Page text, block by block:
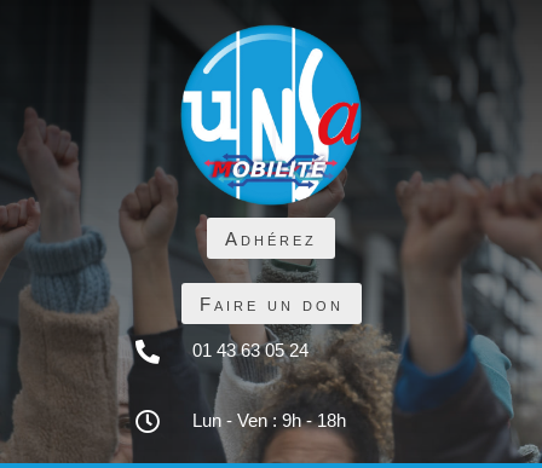
Adhérez
Faire un don
 01 43 63 05 24
 Lun - Ven : 9h - 18h